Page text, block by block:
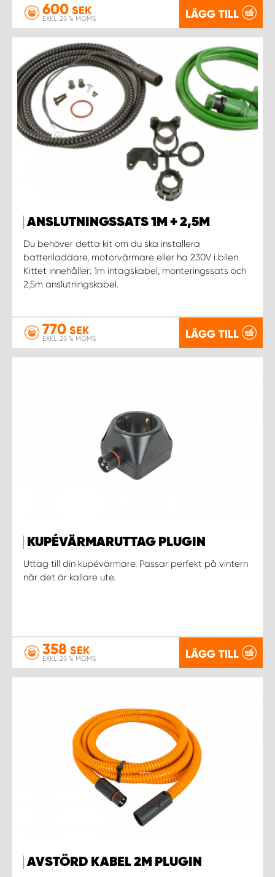
600 SEK
EXKL. 25 % MOMS LÄGG TILL
ANSLUTNINGSSATS 1M + 2,5M
Du behöver detta kit om du ska installera
batteriladdare, motorvärmare eller ha 230V i bilen.
Kittet innehåller: 1m intagskabel, monteringssats och
2,5m anslutningskabel.
770 SEK
EXKL. 25 % MOMS LÄGG TILL
KUPÉVÄRMARUTTAG PLUGIN
Uttag till din kupévärmare. Passar perfekt på vintern
när det är kallare ute.
358 SEK
EXKL. 25 % MOMS LÄGG TILL
AVSTÖRD KABEL 2M PLUGIN